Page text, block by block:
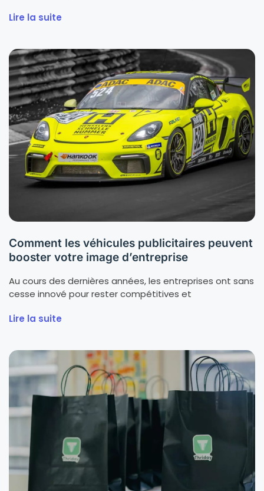
Lire la suite
Comment les véhicules publicitaires peuvent
booster votre image d’entreprise
Au cours des dernières années, les entreprises ont sans
cesse innové pour rester compétitives et
Lire la suite